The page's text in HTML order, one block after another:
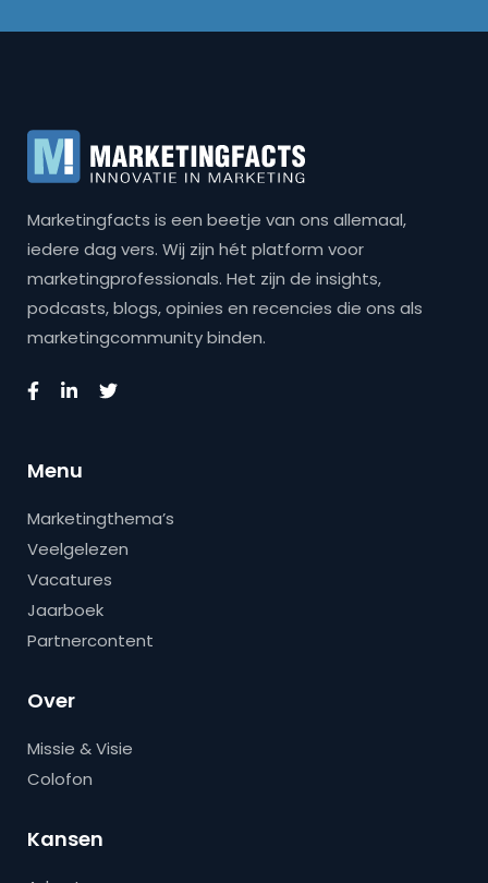
Marketingfacts is een beetje van ons allemaal,
iedere dag vers. Wij zijn hét platform voor
marketingprofessionals. Het zijn de insights,
podcasts, blogs, opinies en recencies die ons als
marketingcommunity binden.
Menu
Marketingthema’s
Veelgelezen
Vacatures
Jaarboek
Partnercontent
Over
Missie & Visie
Colofon
Kansen